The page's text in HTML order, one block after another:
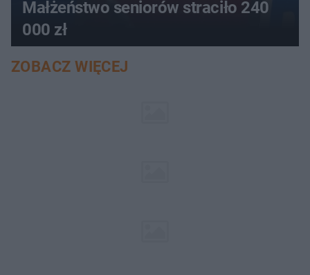
Małżeństwo seniorów straciło 240
000 zł
ZOBACZ WIĘCEJ